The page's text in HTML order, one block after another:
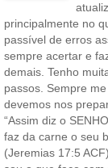
principalmente no
passível de erros
sempre acertar e
demais. Tenho
passos. Sempre
devemos nos
“Assim diz o
faz da carne o seu
(Jeremias 17:5